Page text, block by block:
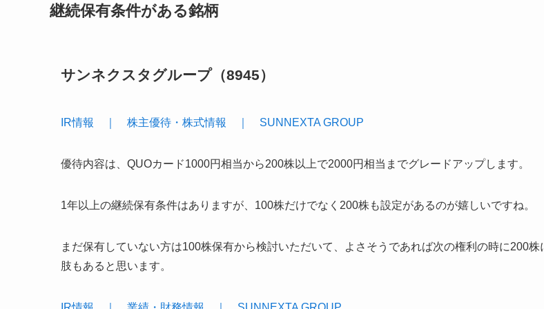
継続保有条件がある銘柄
サンネクスタグループ（8945）
IR情報 ｜ 株主優待・株式情報 ｜ SUNNEXTA GROUP
優待内容は、QUOカード1000円相当から200株以上で2000円相当までグレードアップします。
1年以上の継続保有条件はありますが、100株だけでなく200株も設定があるのが嬉しいですね。
まだ保有していない方は100株保有から検討いただいて、よさそうであれば次の権利の時に200株
肢もあると思います。